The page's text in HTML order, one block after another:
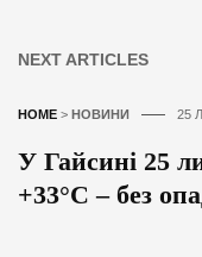
NEXT ARTICLES
HOME > НОВИНИ 25
У Гайсині 25
+33°C – без